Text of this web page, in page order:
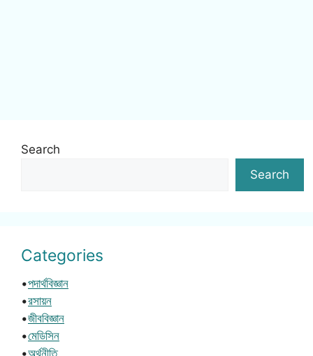
Search
Search
Categories
•পদার্থবিজ্ঞান
•রসায়ন
•জীববিজ্ঞান
•মেডিসিন
•অর্থনীতি